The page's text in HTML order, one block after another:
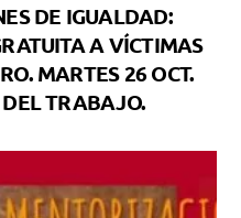
DE IGUALDAD:
A VÍCTIMAS
MARTES 26 OCT.
DEL TRABAJO.